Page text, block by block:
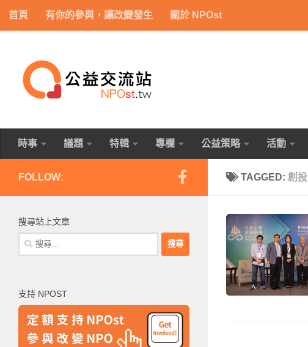
Skip to content
首頁 有你的參與，讓改變發生 關於 NPOst
時事 議題 特輯 專欄 公益策略 活動
TAGGED: 創投
FOLLOW:
搜尋站上文章
搜
尋
字:
支持 NPOST